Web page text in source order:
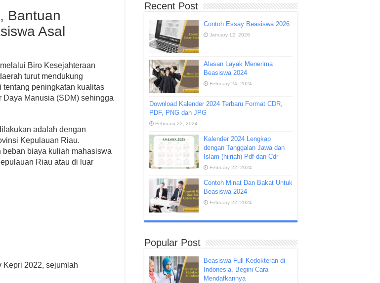
Bantuan
Asal
Biro Kesejahteraan
turut mendukung
tentang peningkatan kualitas
Manusia (SDM) sehingga
adalah dengan
Kepulauan Riau.
biaya kuliah mahasiswa
Riau atau di luar
Kepri 2022, sejumlah
Recent Post
Contoh Essay Beasiswa 2026
January 12, 2026
Alasan Layak Menerima
Beasiswa 2024
February 24, 2024
Download Kalender 2024 Terbaru Format CDR,
PDF, PNG dan JPG
February 22, 2024
Kalender 2024 Lengkap
dengan Tanggalan Jawa dan
Islam (hijriah) Pdf dan Cdr
February 22, 2024
Contoh Minat Dan Bakat Untuk
Beasiswa 2024
February 22, 2024
Popular Post
Beasiswa Full Kedokteran di
Indonesia, Begini Cara
Mendafkannya